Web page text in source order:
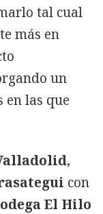
tal cual
más en
un
en las que
,
con
El Hilo